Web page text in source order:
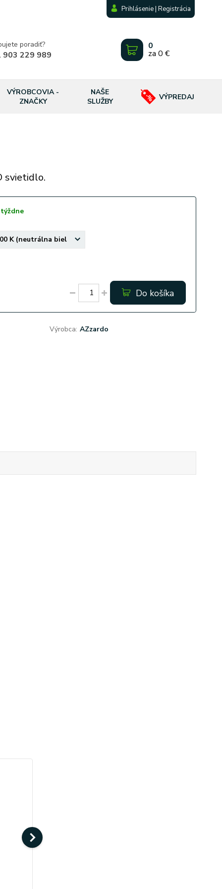
Prihlásenie | Registrácia
poradiť?
903 229 989
0
za 0 €
VÝROBCOVIA -
ZNAČKY
NAŠE
SLUŽBY
VÝPREDAJ
svietidlo.
Do košíka
Výrobca: AZzardo